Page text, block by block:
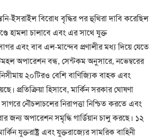
ইসরাইল বিরোধ বৃদ্ধির পর হুথিরা দাবি করেছিল
হামলা চালাবে এবং এর সাথে যুক্ত
এবং বাব এল-মান্দেব প্রণালীর মধ্য দিয়ে যেতে
অপারেশন বন্ধ, সেন্টকম অনুসারে, নভেম্বরের
২০টিরও বেশি বাণিজ্যিক বাহক এবং
প্রতিক্রিয়া হিসাবে, মার্কিন সরকার ঘোষণা
নৌচলাচলের নিরাপত্তা নিশ্চিত করতে এবং
জন্য অপারেশন সমৃদ্ধি গার্ডিয়ান চালু করছে। ১২
যুক্তরাষ্ট্র এবং যুক্তরাজ্যের সামরিক বাহিনী